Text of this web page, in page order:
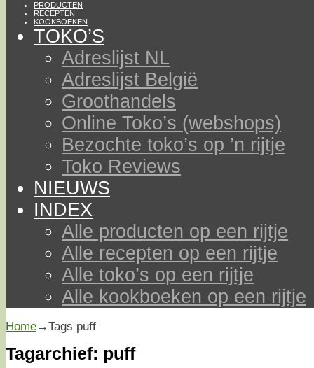
PRODUCTEN
RECEPTEN
KOOKBOEKEN
TOKO’S
Adreslijst NL
Adreslijst België
Groothandels
Online Toko’s (webshops)
Bezochte toko’s op ’n rijtje
Toko Reviews
NIEUWS
INDEX
Alle producten op een rijtje
Alle recepten op een rijtje
Alle toko’s op een rijtje
Alle kookboeken op een rijtje
Home→Tags puff
Tagarchief: puff